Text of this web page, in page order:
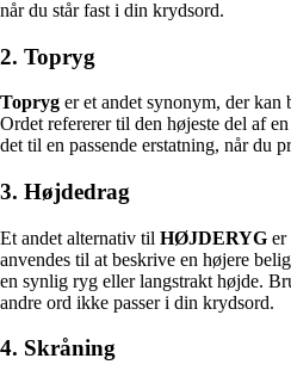
når du står fast i din krydsord.
2. Topryg
Topryg er et andet synonym, der kan
Ordet refererer til den højeste del af
det til en passende erstatning, når du
3. Højdedrag
Et andet alternativ til HØJDERYG er
anvendes til at beskrive en højere
en synlig ryg eller langstrakt højde.
andre ord ikke passer i din krydsord.
4. Skråning